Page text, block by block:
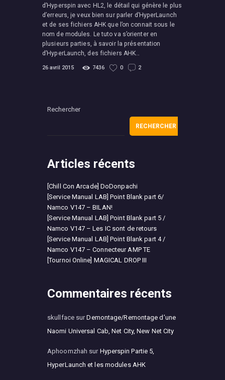
d’Hyperspin avec HL2, le détail qui génère le plus
d’erreurs, je veux bien sur parler d’HyperLaunch
et de ses fichiers AHK que l’on connait sous le
nom de modules. Le tuto va s’orienter en
plusieurs parties, à savoir la présentation
d’HyperLaunch, des fichiers AHK…
26 avril 2015 7436 0 2
Rechercher
RECHERCHER
Articles récents
[Chill Con Arcade] DoDonpachi
[Service Manual LAB] Point Blank part 6/
Namco V147 – BILAN!
[Service Manual LAB] Point Blank part 5 /
Namco V147 – Les IC sont de retours
[Service Manual LAB] Point Blank part 4 /
Namco V147 – Connecteur AMP TE
[Tournoi Online] MAGICAL DROP III
Commentaires récents
skullfacesurDemontage/Remontage d’une
Naomi Universal Cab, Net City, New Net City
Aphoomzhah sur Hyperspin Partie 5,
HyperLaunch et les modules AHK